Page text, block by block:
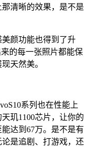
清晰的效果，是不是
颜功能也得到了升
的每一张照片都能保
天然美。
系列也在性能上
玑1100芯片，让你的
达到67万。是不是有
是追剧、打游戏，还